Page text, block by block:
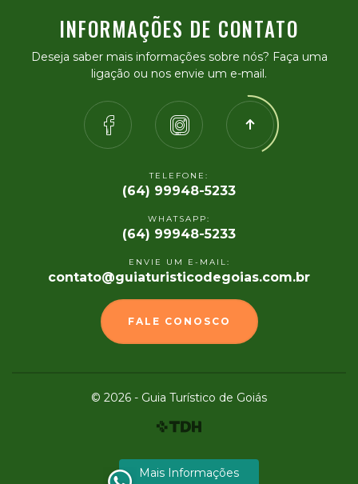
INFORMAÇÕES DE CONTATO
Deseja saber mais informações sobre nós? Faça uma
ligação ou nos envie um e-mail.
TELEFONE:
(64) 99948-5233
WHATSAPP:
(64) 99948-5233
ENVIE UM E-MAIL:
contato@guiaturisticodegoias.com.br
FALE CONOSCO
© 2026 - Guia Turístico de Goiás
Mais Informações